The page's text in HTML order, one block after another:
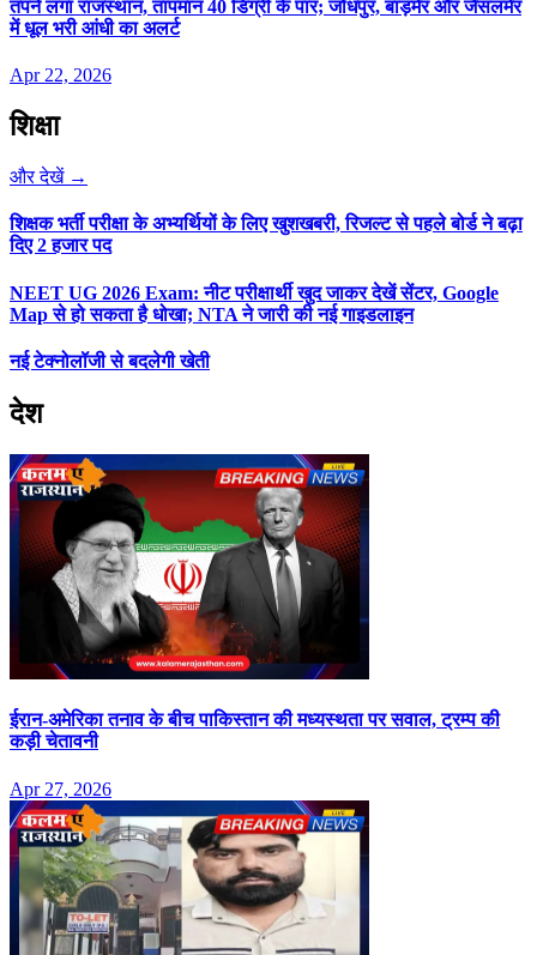
तपने लगा राजस्थान, तापमान 40 डिग्री के पार; जोधपुर, बाड़मेर और जैसलमेर
में धूल भरी आंधी का अलर्ट
Apr 22, 2026
शिक्षा
और देखें →
शिक्षक भर्ती परीक्षा के अभ्यर्थियों के लिए खुशखबरी, रिजल्ट से पहले बोर्ड ने बढ़ा
दिए 2 हजार पद
NEET UG 2026 Exam: नीट परीक्षार्थी खुद जाकर देखें सेंटर, Google
Map से हो सकता है धोखा; NTA ने जारी की नई गाइडलाइन
नई टेक्नोलॉजी से बदलेगी खेती
देश
ईरान-अमेरिका तनाव के बीच पाकिस्तान की मध्यस्थता पर सवाल, ट्रम्प की
कड़ी चेतावनी
Apr 27, 2026